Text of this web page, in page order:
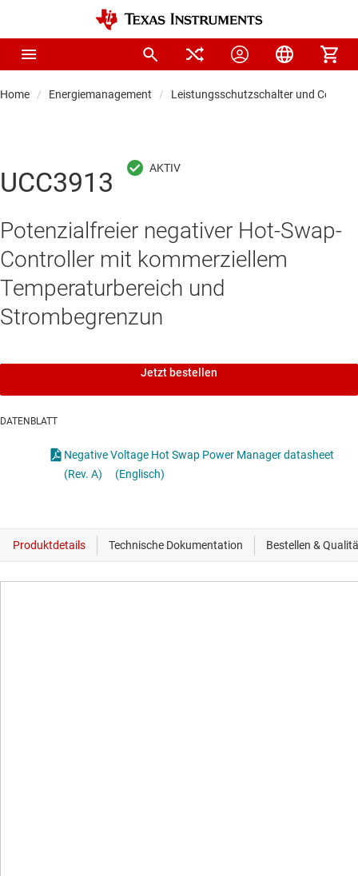
Home Energiemanagement Leistungsschutzschalter und
UCC3913
Potenzialfreier negativer Hot-Swap-
Controller mit kommerziellem
Temperaturbereich und
Strombegrenzun
Jetzt bestellen
DATENBLATT
Negative Voltage Hot Swap Power Manager datasheet
(Rev. A)
(Englisch)